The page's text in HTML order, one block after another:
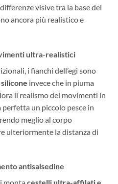
visive tra la base del
ancora più realistico e
ultra-realistici
i fianchi dell’egi sono
invece che in piuma
il realismo dei movimenti in
un piccolo pesce in
meglio al corpo
ulteriormente la distanza di
antisalsedine